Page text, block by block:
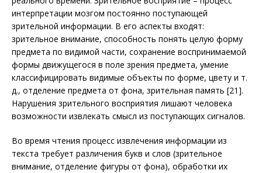
интерпретации мозгом постоянно поступающей
зрительной информации. В его аспекты входят:
зрительное внимание, способность понять целую форму
предмета по видимой части, сохранение воспринимаемой
формы движущегося в поле зрения предмета, умение
классифицировать видимые объекты по форме, цвету и т.
д., отделение предмета от фона, зрительная память [21].
Нарушения зрительного восприятия лишают человека
возможности извлекать смысл из поступающих сигналов.
Во время чтения процесс извлечения информации из
текста требует различения букв и слов (зрительное
внимание, отделение фигуры от фона), обработки их